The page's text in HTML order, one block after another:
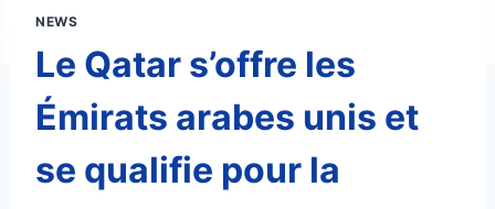
NEWS
Le Qatar s’offre les
Émirats arabes unis et
se qualifie pour la